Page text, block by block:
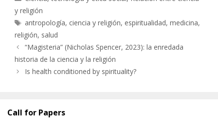
y religión
Etiquetas
antropología, ciencia y religión, espiritualidad,medicina,
religión, salud
“Magisteria” (Nicholas Spencer, 2023): la enredada
historia de la ciencia y la religión
Is health conditioned by spirituality?
Call for Papers